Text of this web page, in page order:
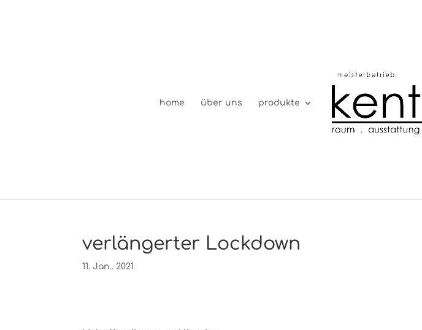
home über uns produkte
verlängerter Lockdown
11. Jan.. 2021